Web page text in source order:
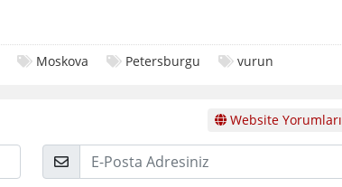
Moskova Petersburgu vurun
Website Yorumları
Posta